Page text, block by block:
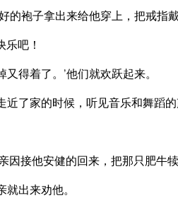
的袍子拿出来给他穿上，把戒指
吧！
得着了。’他们就欢跃起来。
了家的时候，听见音乐和舞蹈的
因接他安健的回来，把那只肥牛
出来劝他。